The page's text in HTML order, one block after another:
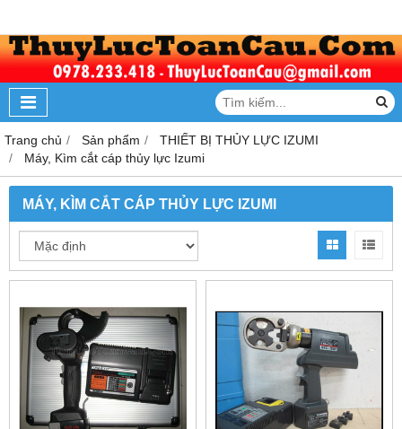
Trang chủ Sản phẩm
THIẾT BỊ THỦY LỰC IZUMI
Máy, Kìm cắt cáp thủy lực Izumi
MÁY, KÌM CẮT CÁP THỦY LỰC IZUMI